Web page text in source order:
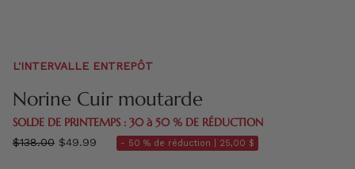
L'INTERVALLE ENTREPÔT
Norine Cuir moutarde
SOLDE DE PRINTEMPS : 30 à 50 % DE RÉDUCTION
régulier
$138.00 $49.99 - 50 % de réduction | 25,00 $